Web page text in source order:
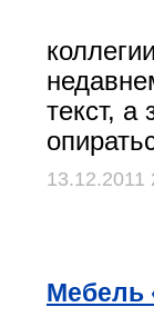
текст, а
13.12.2011
Мебель